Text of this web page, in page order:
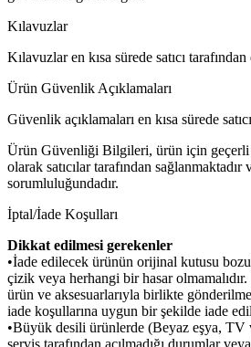
Kılavuzlar
Kılavuzlar en kısa sürede satıcı
Ürün Güvenlik Açıklamaları
Güvenlik açıklamaları en kısa sürede
Ürün Güvenliği Bilgileri, ürün için
olarak satıcılar tarafından sağlanmaktadır
sorumluluğundadır.
İptal/İade Koşulları
Dikkat edilmesi gerekenler
•İade edilecek ürünün orijinal kutusu
çizik veya herhangi bir hasar
ürün ve aksesuarlarıyla birlikte
iade koşullarına uygun bir şekilde iade
•Büyük desili ürünlerde (Beyaz eşya, TV
servis tarafından açılmadığı durumlar